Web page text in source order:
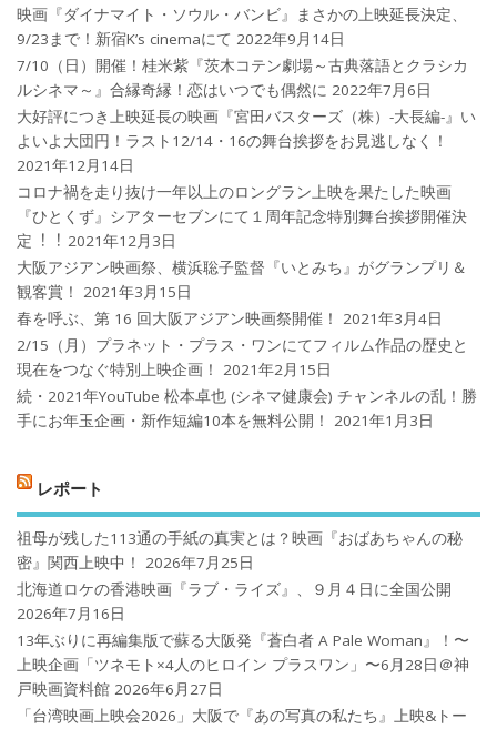
映画『ダイナマイト・ソウル・バンビ』まさかの上映延長決定、
9/23まで！新宿K’s cinemaにて 2022年9月14日
7/10（日）開催！桂米紫『茨木コテン劇場～古典落語とクラシカ
ルシネマ～』合縁奇縁！恋はいつでも偶然に 2022年7月6日
大好評につき上映延長の映画『宮田バスターズ（株）-大長編-』い
よいよ大団円！ラスト12/14・16の舞台挨拶をお見逃しなく！
2021年12月14日
コロナ禍を⾛り抜け⼀年以上のロングラン上映を果たした映画
『ひとくず』シアターセブンにて１周年記念特別舞台挨拶開催決
定︕︕ 2021年12月3日
大阪アジアン映画祭、横浜聡子監督『いとみち』がグランプリ＆
観客賞！
2021年3月15日
春を呼ぶ、第 16 回大阪アジアン映画祭開催！
2021年3月4日
2/15（月）プラネット・プラス・ワンにてフィルム作品の歴史と
現在をつなぐ特別上映企画！
2021年2月15日
続・2021年YouTube 松本卓也 (シネマ健康会) チャンネルの乱！勝
手にお年玉企画・新作短編10本を無料公開！
2021年1月3日
レポート
祖母が残した113通の手紙の真実とは？映画『おばあちゃんの秘
密』関西上映中！
2026年7月25日
北海道ロケの香港映画『ラブ・ライズ』、９月４日に全国公開
2026年7月16日
13年ぶりに再編集版で蘇る大阪発『蒼白者 A Pale Woman』！〜
上映企画「ツネモト×4人のヒロイン プラスワン」〜6月28日＠神
戸映画資料館 2026年6月27日
「台湾映画上映会2026」大阪で『あの写真の私たち』上映&トー